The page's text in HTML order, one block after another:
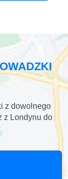
z dowolnego
z Londynu do